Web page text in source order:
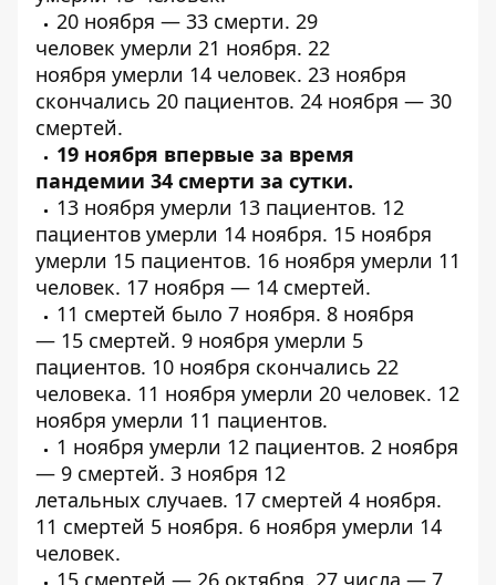
20 ноября — 33 смерти. 29
человек умерли 21 ноября. 22
ноября умерли 14 человек. 23 ноября
скончались 20 пациентов. 24 ноября — 30
смертей.
19 ноября впервые за время
пандемии 34 смерти за сутки.
13 ноября умерли 13 пациентов. 12
пациентов умерли 14 ноября. 15 ноября
умерли 15 пациентов. 16 ноября умерли 11
человек. 17 ноября — 14 смертей.
11 смертей было 7 ноября. 8 ноября
— 15 смертей. 9 ноября умерли 5
пациентов. 10 ноября скончались 22
человека. 11 ноября умерли 20 человек. 12
ноября умерли 11 пациентов.
1 ноября умерли 12 пациентов. 2 ноября
— 9 смертей. 3 ноября 12
летальных случаев. 17 смертей 4 ноября.
11 смертей 5 ноября. 6 ноября умерли 14
человек.